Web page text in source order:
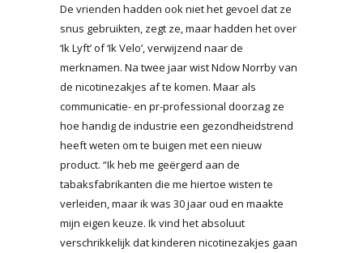
De vrienden hadden ook niet het gevoel dat ze
snus gebruikten, zegt ze, maar hadden het over
‘Ik Lyft’ of ‘Ik Velo’, verwijzend naar de
merknamen. Na twee jaar wist Ndow Norrby van
de nicotinezakjes af te komen. Maar als
communicatie- en pr-professional doorzag ze
hoe handig de industrie een gezondheidstrend
heeft weten om te buigen met een nieuw
product. “Ik heb me geërgerd aan de
tabaksfabrikanten die me hiertoe wisten te
verleiden, maar ik was 30 jaar oud en maakte
mijn eigen keuze. Ik vind het absoluut
verschrikkelijk dat kinderen nicotinezakjes gaan